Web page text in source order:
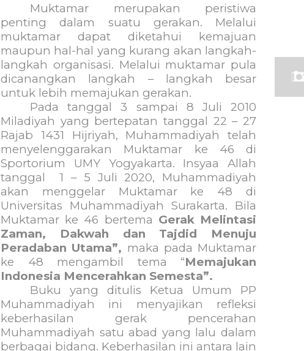
Muktamar merupakan peristiwa
penting dalam suatu gerakan. Melalui
muktamar dapat diketahui kemajuan
maupun hal-hal yang kurang akan langkah-
langkah organisasi. Melalui muktamar pula
dicanangkan langkah – langkah besar
untuk lebih memajukan gerakan.
Pada tanggal 3 sampai 8 Juli 2010
Miladiyah yang bertepatan tanggal 22 – 27
Rajab 1431 Hijriyah, Muhammadiyah telah
menyelenggarakan Muktamar ke 46 di
Sportorium UMY Yogyakarta. Insyaa Allah
tanggal
1 – 5 Juli 2020, Muhammadiyah
akan menggelar Muktamar ke 48 di
Universitas Muhammadiyah Surakarta. Bila
Muktamar ke 46 bertema Gerak Melintasi
Zaman, Dakwah dan Tajdid Menuju
Peradaban Utama”, maka pada Muktamar
ke 48 mengambil tema “Memajukan
Indonesia Mencerahkan Semesta”.
Buku yang ditulis Ketua Umum PP
Muhammadiyah ini menyajikan refleksi
keberhasilan gerak pencerahan
Muhammadiyah satu abad yang lalu dalam
berbagai bidang. Keberhasilan ini antara lain